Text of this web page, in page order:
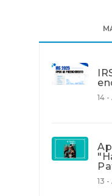
14
13